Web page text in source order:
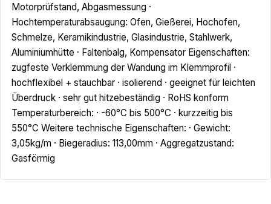
Motorprüfstand, Abgasmessung ·
Hochtemperaturabsaugung: Ofen, Gießerei, Hochofen,
Schmelze, Keramikindustrie, Glasindustrie, Stahlwerk,
Aluminiumhütte · Faltenbalg, Kompensator Eigenschaften:
zugfeste Verklemmung der Wandung im Klemmprofil ·
hochflexibel + stauchbar · isolierend · geeignet für leichten
Überdruck · sehr gut hitzebeständig · RoHS konform
Temperaturbereich: · -60°C bis 500°C · kurzzeitig bis
550°C Weitere technische Eigenschaften: · Gewicht:
3,05kg/m · Biegeradius: 113,00mm · Aggregatzustand:
Gasförmig